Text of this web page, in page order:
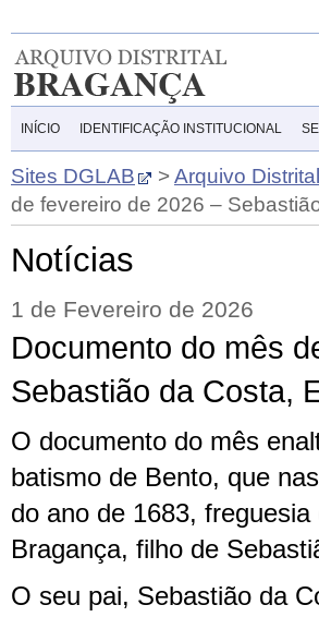
INÍCIO IDENTIFICAÇÃO INSTITUCIONAL
Sites DGLAB >Arquivo
de fevereiro de 2026 –
Notícias
1 de Fevereiro de 2026
Documento do mês
Sebastião da Costa,
O documento do mês
batismo de Bento, que
do ano de 1683,
Bragança, filho de
O seu pai, Sebastião da